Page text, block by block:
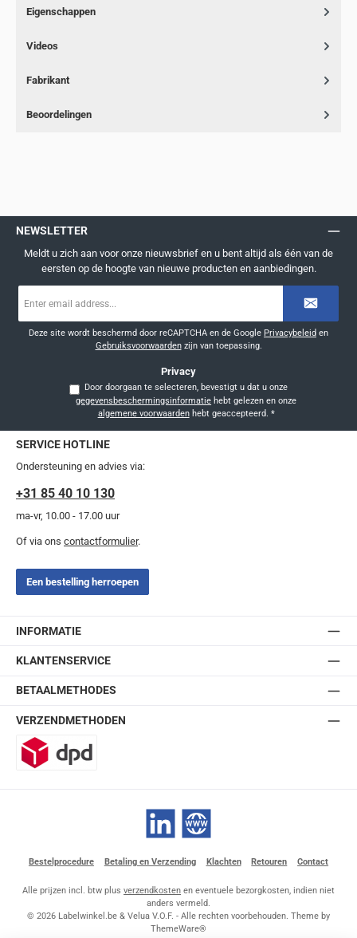
Eigenschappen
Videos
Fabrikant
Beoordelingen
NEWSLETTER
Meldt u zich aan voor onze nieuwsbrief en u bent altijd als één van de
eersten op de hoogte van nieuwe producten en aanbiedingen.
mailadres
Deze site wordt beschermd door reCAPTCHA en de Google Privacybeleid en
Gebruiksvoorwaardenzijn van toepassing.
Privacy
Door doorgaan te selecteren, bevestigt u dat u onze
gegevensbeschermingsinformatie
algemene voorwaardenhebt geaccepteerd. *
SERVICE HOTLINE
Ondersteuning en advies via:
+31 85 40 10 130
ma-vr, 10.00 - 17.00 uur
Of via ons contactformulier.
Een bestelling herroepen
INFORMATIE
KLANTENSERVICE
BETAALMETHODES
VERZENDMETHODEN
LinkedIn Website
Bestelprocedure Betaling en Verzending Klachten Retouren Contact
Alle prijzen incl. btw plus verzendkosten en eventuele bezorgkosten, indien niet
anders vermeld.
© 2026 Labelwinkel.be & Velua V.O.F. - Alle rechten voorbehouden. Theme by
ThemeWare®